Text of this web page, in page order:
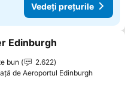
Vedeți prețurile
la favorite
Edinburgh
bun
2.622
de Aeroportul Edinburgh